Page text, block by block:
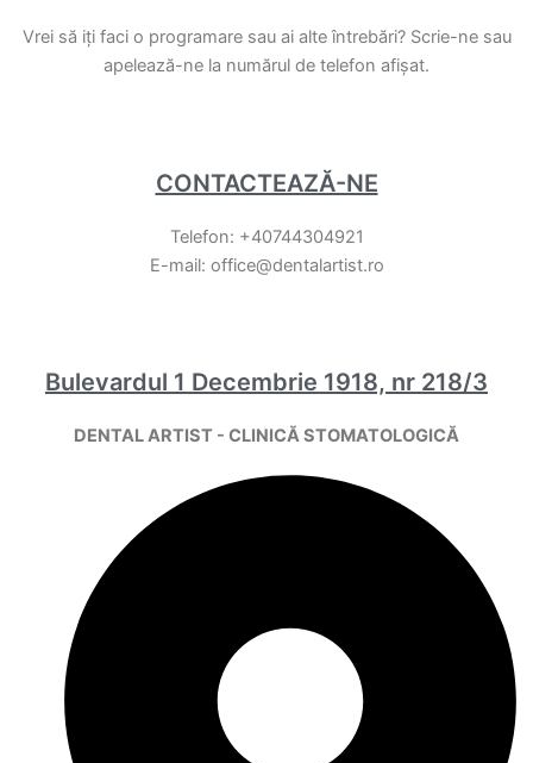
Vrei să iți faci o programare sau ai alte întrebări? Scrie-ne sau
apelează-ne la numărul de telefon afișat.
CONTACTEAZĂ-NE
Telefon: +40744304921
E-mail: office@dentalartist.ro
Bulevardul 1 Decembrie 1918, nr 218/3
DENTAL ARTIST - CLINICĂ STOMATOLOGICĂ